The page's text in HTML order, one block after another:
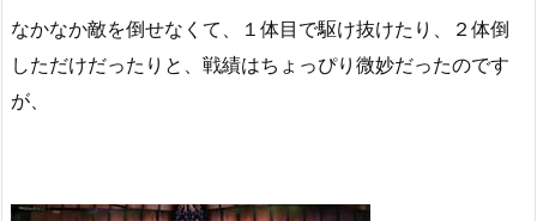
なかなか敵を倒せなくて、１体目で駆け抜けたり、２体倒
しただけだったりと、戦績はちょっぴり微妙だったのです
が、